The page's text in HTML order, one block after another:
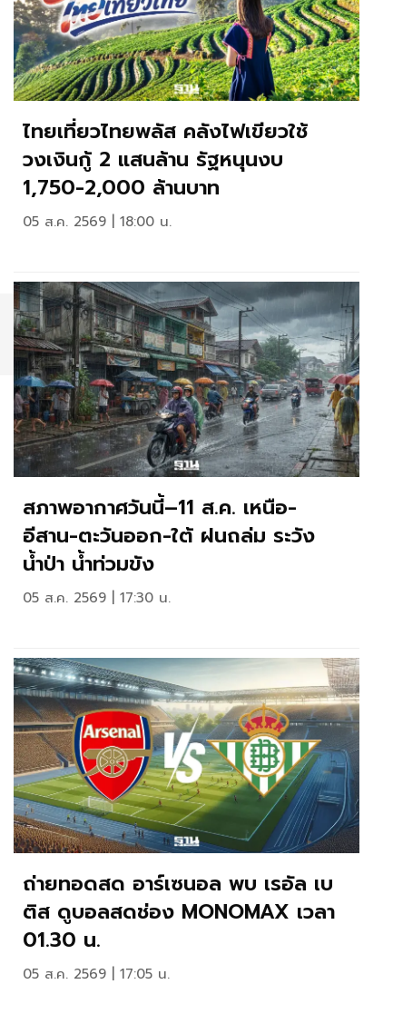
ไทยเที่ยวไทยพลัส คลังไฟเขียวใช้
วงเงินกู้ 2 แสนล้าน รัฐหนุนงบ
1,750-2,000 ล้านบาท
05 ส.ค. 2569 | 18:00 น.
สภาพอากาศวันนี้–11 ส.ค. เหนือ-
อีสาน-ตะวันออก-ใต้ ฝนถล่ม ระวัง
น้ำป่า น้ำท่วมขัง
05 ส.ค. 2569 | 17:30 น.
ถ่ายทอดสด อาร์เซนอล พบ เรอัล เบ
ติส ดูบอลสดช่อง MONOMAX เวลา
01.30 น.
05 ส.ค. 2569 | 17:05 น.